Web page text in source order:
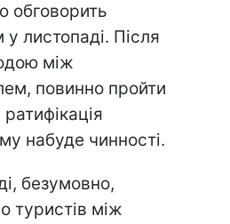
обговорить
листопаді. Після
між
повинно пройти
набуде чинності.
безумовно,
туристів між